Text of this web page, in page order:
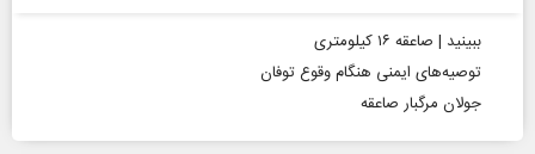
ببینید | صاعقه ۱۶ کیلومتری
توصیه‌های ایمنی هنگام وقوع توفان
جولان‌ مرگبار صاعقه